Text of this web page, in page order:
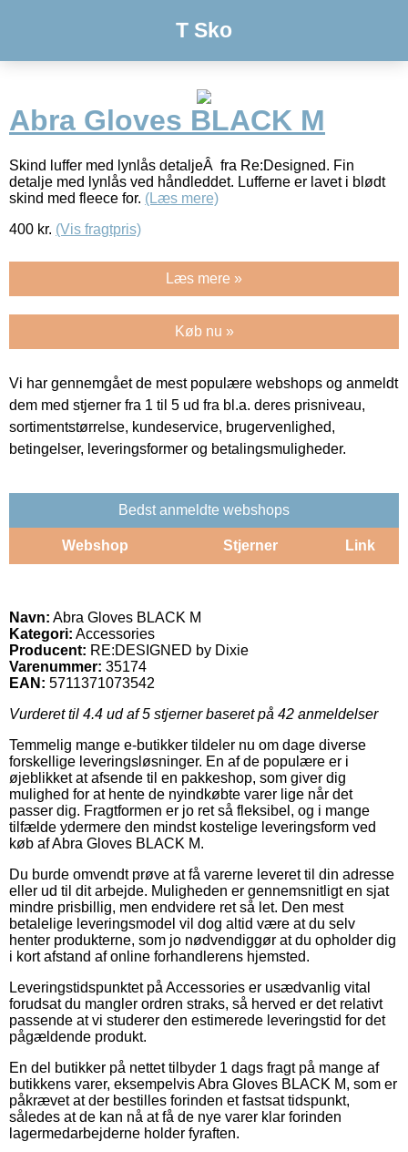
T Sko
Abra Gloves BLACK M
Skind luffer med lynlås detaljeÂ fra Re:Designed. Fin
detalje med lynlås ved håndleddet. Lufferne er lavet i blødt
skind med fleece for. (Læs mere)
400 kr. (Vis fragtpris)
Læs mere »
Køb nu »
Vi har gennemgået de mest populære webshops og anmeldt
dem med stjerner fra 1 til 5 ud fra bl.a. deres prisniveau,
sortimentstørrelse, kundeservice, brugervenlighed,
betingelser, leveringsformer og betalingsmuligheder.
Bedst anmeldte webshops
Webshop Stjerner Link
Navn: Abra Gloves BLACK M
Kategori: Accessories
Producent: RE:DESIGNED by Dixie
Varenummer: 35174
EAN: 5711371073542
Vurderet til 4.4 ud af 5 stjerner baseret på 42 anmeldelser
Temmelig mange e-butikker tildeler nu om dage diverse
forskellige leveringsløsninger. En af de populære er i
øjeblikket at afsende til en pakkeshop, som giver dig
mulighed for at hente de nyindkøbte varer lige når det
passer dig. Fragtformen er jo ret så fleksibel, og i mange
tilfælde ydermere den mindst kostelige leveringsform ved
køb af Abra Gloves BLACK M.
Du burde omvendt prøve at få varerne leveret til din adresse
eller ud til dit arbejde. Muligheden er gennemsnitligt en sjat
mindre prisbillig, men endvidere ret så let. Den mest
betalelige leveringsmodel vil dog altid være at du selv
henter produkterne, som jo nødvendiggør at du opholder dig
i kort afstand af online forhandlerens hjemsted.
Leveringstidspunktet på Accessories er usædvanlig vital
forudsat du mangler ordren straks, så herved er det relativt
passende at vi studerer den estimerede leveringstid for det
pågældende produkt.
En del butikker på nettet tilbyder 1 dags fragt på mange af
butikkens varer, eksempelvis Abra Gloves BLACK M, som er
påkrævet at der bestilles forinden et fastsat tidspunkt,
således at de kan nå at få de nye varer klar forinden
lagermedarbejderne holder fyraften.